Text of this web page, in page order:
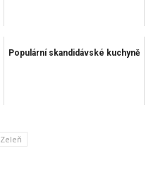
Populární skandidávské kuchyně
Zeleň